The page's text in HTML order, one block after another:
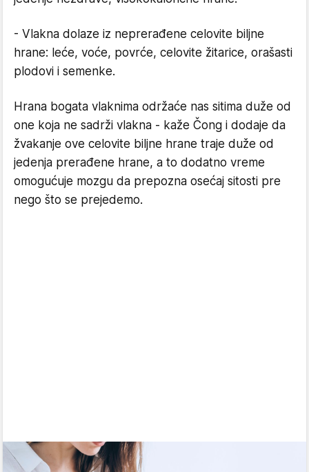
- Vlakna dolaze iz neprerađene celovite biljne
hrane: leće, voće, povrće, celovite žitarice, orašasti
plodovi i semenke.
Hrana bogata vlaknima održaće nas sitima duže od
one koja ne sadrži vlakna - kaže Čong i dodaje da
žvakanje ove celovite biljne hrane traje duže od
jedenja prerađene hrane, a to dodatno vreme
omogućuje mozgu da prepozna osećaj sitosti pre
nego što se prejedemo.